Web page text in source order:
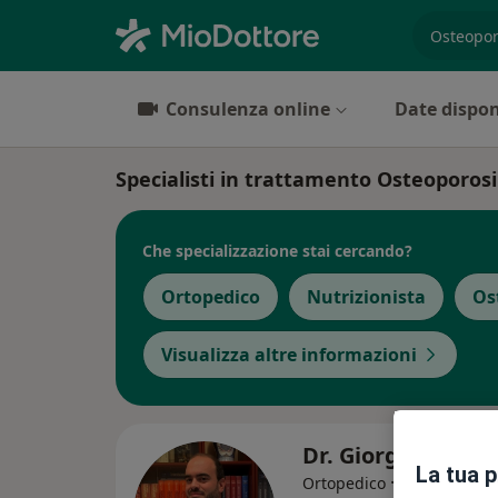
Consulenza online Date
Specialisti in trattamento
Che specializzazione stai cercando?
Ortopedico Nutrizionista
Visualizza altre informazioni
Dr. Giorgio
Ortopedico · Altro
La tua